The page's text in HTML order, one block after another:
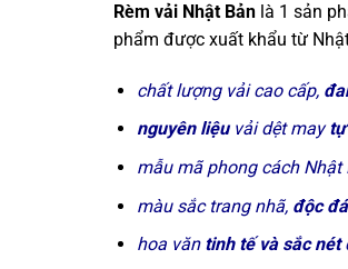
Rèm vải Nhật Bản là 1 sản
phẩm được xuất khẩu từ
chất lượng vải cao cấp,
nguyên liệuvải dệt may
mẫu mã phong cách Nhật
màu sắc trang nhã, độc
hoa văn tinh tế và sắc nét